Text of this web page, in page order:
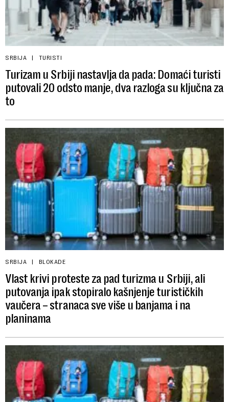
SRBIJA TURISTI
Turizam u Srbiji nastavlja da pada: Domaći turisti
putovali 20 odsto manje, dva razloga su ključna za
to
SRBIJA BLOKADE
Vlast krivi proteste za pad turizma u Srbiji, ali
putovanja ipak stopiralo kašnjenje turističkih
vaučera – stranaca sve više u banjama i na
planinama